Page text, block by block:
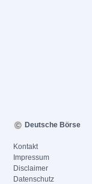
Deutsche Börse
Kontakt
Impressum
Disclaimer
Datenschutz